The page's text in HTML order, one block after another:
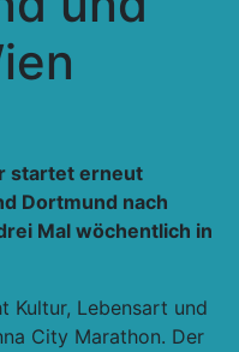
startet erneut
Dortmund nach
Mal wöchentlich in
Kultur, Lebensart und
City Marathon. Der